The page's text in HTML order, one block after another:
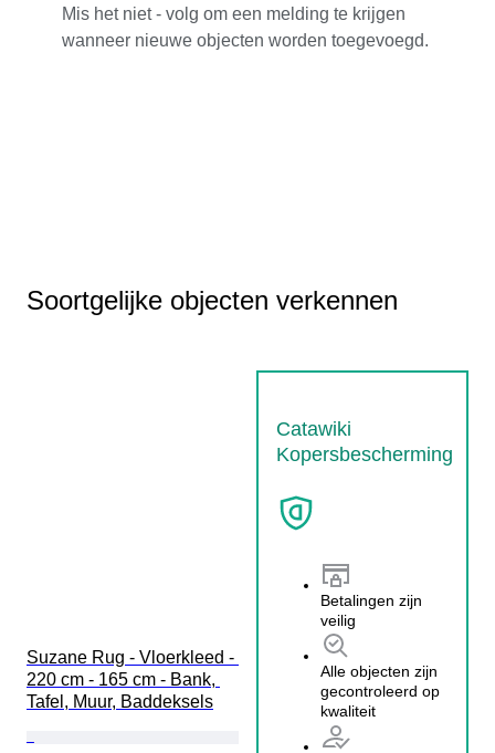
Mis het niet - volg om een melding te krijgen
wanneer nieuwe objecten worden toegevoegd.
Soortgelijke objecten verkennen
Catawiki
Kopersbescherming
Betalingen zijn
veilig
Alle objecten zijn
gecontroleerd op
kwaliteit
Suzane Rug - Vloerkleed -
220 cm - 165 cm - Bank,
Tafel, Muur, Baddeksels